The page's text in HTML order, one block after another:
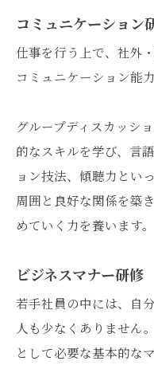
コミュニケーション
仕事を行う上で、社外
コミュニケーション能力
グループディスカッシ
的なスキルを学び、言
ョン技法、傾聴力とい
周囲と良好な関係を築
めていく力を養います。
ビジネスマナー研修
若手社員の中には、自
人も少なくありません
として必要な基本的な